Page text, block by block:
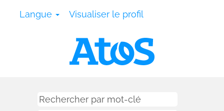
Langue Visualiser le profil